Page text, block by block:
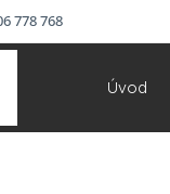
778 768
Úvod